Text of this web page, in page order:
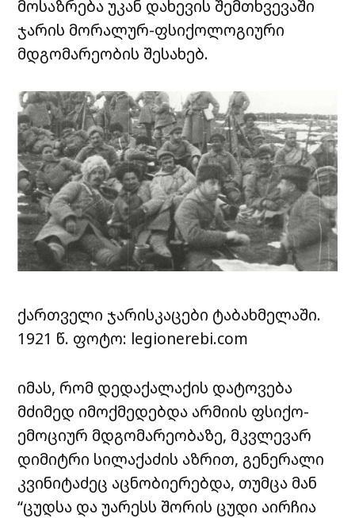
მოსაზრება უკან დახევის შემთხვევაში
ჯარის მორალურ-ფსიქოლოგიური
მდგომარეობის შესახებ.
ქართველი ჯარისკაცები ტაბახმელაში.
1921 წ. ფოტო: legionerebi.com
იმას, რომ დედაქალაქის დატოვება
მძიმედ იმოქმედებდა არმიის ფსიქო-
ემოციურ მდგომარეობაზე, მკვლევარ
დიმიტრი სილაქაძის აზრით, გენერალი
კვინიტაძეც აცნობიერებდა, თუმცა მან
“ცუდსა და უარესს შორის ცუდი აირჩია